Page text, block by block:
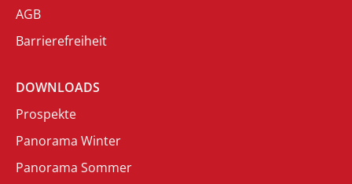
AGB
Barrierefreiheit
DOWNLOADS
Prospekte
Panorama Winter
Panorama Sommer